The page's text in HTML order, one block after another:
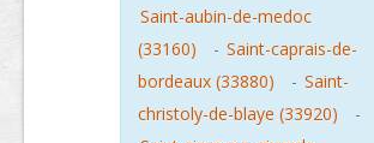
Saint-aubin-de-medoc
(33160)
- Saint-caprais-de-
bordeaux (33880)
- Saint-
christoly-de-blaye (33920)
-